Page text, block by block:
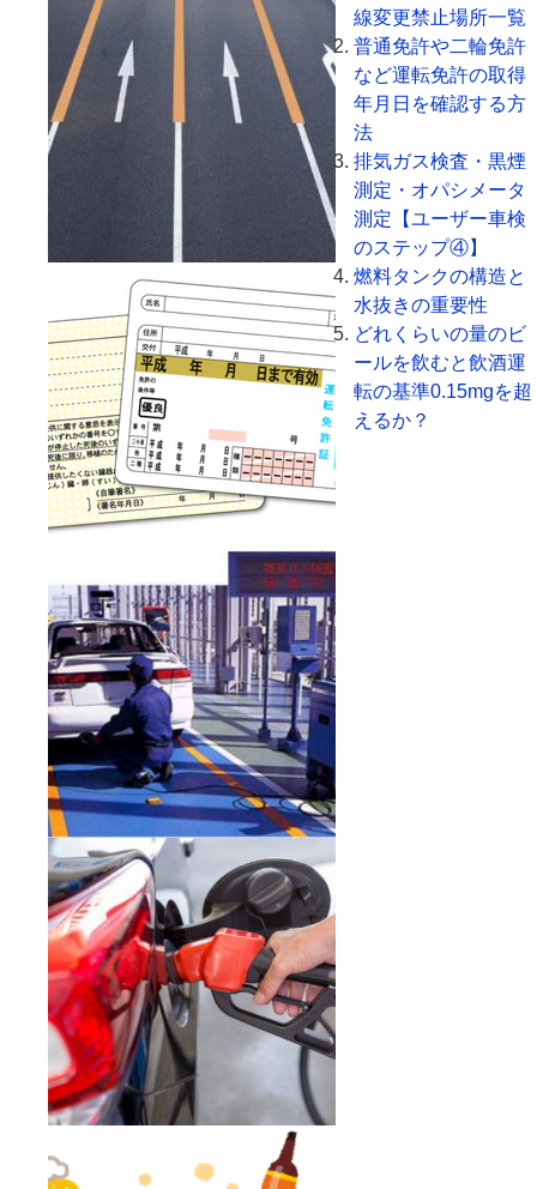
線変更禁止場所一覧
普通免許や二輪免許
など運転免許の取得
年月日を確認する方
法
排気ガス検査・黒煙
測定・オパシメータ
測定【ユーザー車検
のステップ④】
燃料タンクの構造と
水抜きの重要性
どれくらいの量のビ
ールを飲むと飲酒運
転の基準0.15mgを超
えるか？